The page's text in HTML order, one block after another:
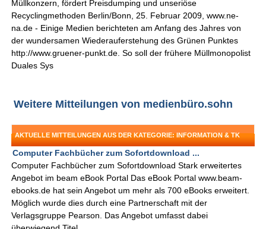
Müllkonzern, fördert Preisdumping und unseriöse
Recyclingmethoden Berlin/Bonn, 25. Februar 2009, www.ne-
na.de - Einige Medien berichteten am Anfang des Jahres von
der wundersamen Wiederauferstehung des Grünen Punktes
http://www.gruener-punkt.de. So soll der frühere Müllmonopolist
Duales Sys
Weitere Mitteilungen von medienbüro.sohn
AKTUELLE MITTEILUNGEN AUS DER KATEGORIE: INFORMATION & TK
Computer Fachbücher zum Sofortdownload ...
Computer Fachbücher zum Sofortdownload Stark erweitertes
Angebot im beam eBook Portal Das eBook Portal www.beam-
ebooks.de hat sein Angebot um mehr als 700 eBooks erweitert.
Möglich wurde dies durch eine Partnerschaft mit der
Verlagsgruppe Pearson. Das Angebot umfasst dabei